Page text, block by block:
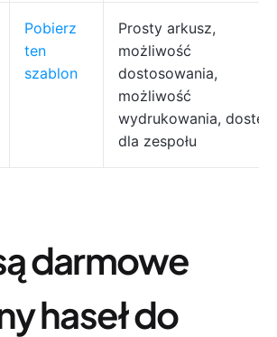
Pobierz
ten
szablon
Prosty arkusz,
możliwość
dostosowania,
możliwość
wydrukowania, dostęp
dla zespołu
darmowe
haseł do